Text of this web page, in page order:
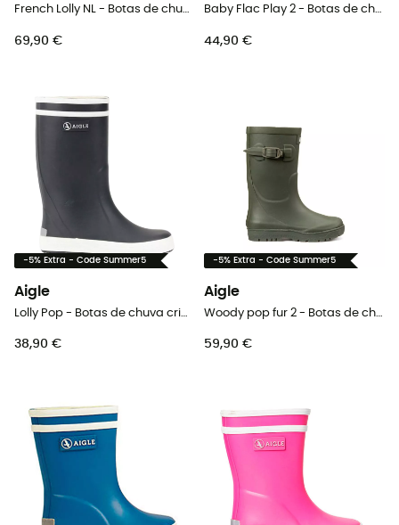
French Lolly NL - Botas de chuva criança
69,90 €
Baby Flac Play 2 - Botas de chuva criança
44,90 €
-5% Extra - Code Summer5
Aigle
Lolly Pop - Botas de chuva criança
38,90 €
-5% Extra - Code Summer5
Aigle
Woody pop fur 2 - Botas de chuva criança
59,90 €